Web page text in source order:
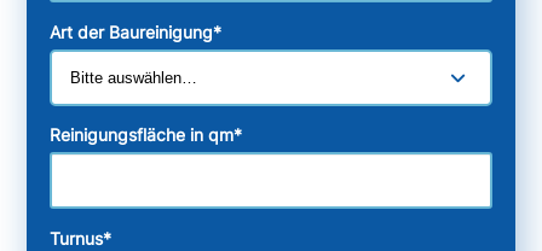
Art der Baureinigung*
Reinigungsfläche in qm*
Turnus*